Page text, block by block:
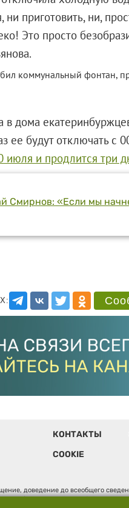
приготовить, ни,
Это просто
коммунальный фонтан,
в дома
ее будут отключать с
июля и продлится три
Смирнов: «Если мы
КОНТАКТЫ
COOKIE
доведение до всеобщего
Федеральной службой по